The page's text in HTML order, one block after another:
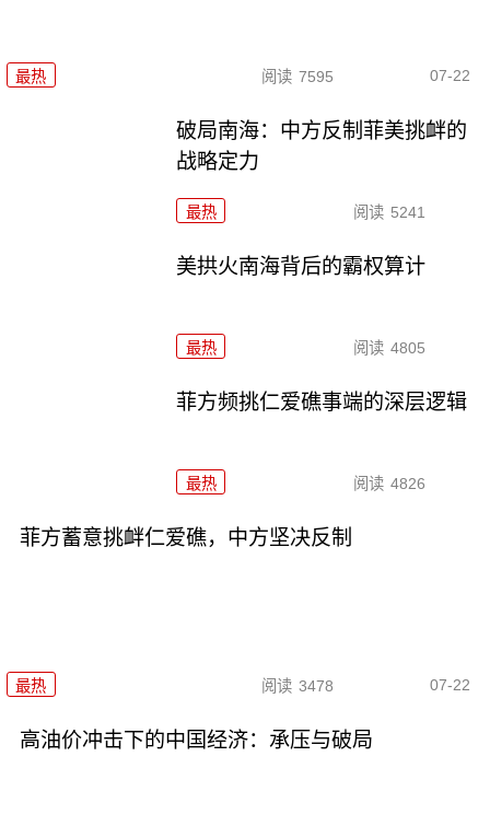
最热 阅读 7595 07-22
破局南海：中方反制菲美挑衅的
战略定力
最热 阅读 5241
美拱火南海背后的霸权算计
最热 阅读 4805
菲方频挑仁爱礁事端的深层逻辑
最热 阅读 4826
菲方蓄意挑衅仁爱礁，中方坚决反制
最热 阅读 3478 07-22
高油价冲击下的中国经济：承压与破局